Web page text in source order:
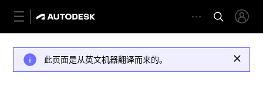
此页面是从英文机器翻译而来的。